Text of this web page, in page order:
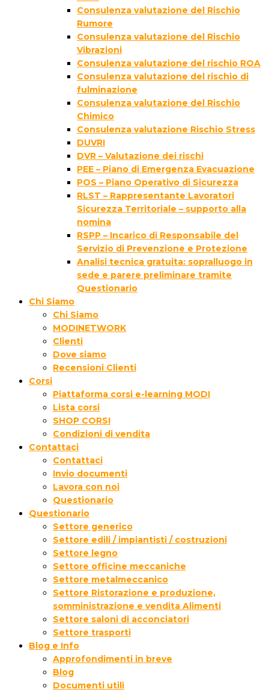
Consulenza valutazione del Rischio
Rumore
Consulenza valutazione del Rischio
Vibrazioni
Consulenza valutazione del rischio ROA
Consulenza valutazione del rischio di
fulminazione
Consulenza valutazione del Rischio
Chimico
Consulenza valutazione Rischio Stress
DUVRI
DVR – Valutazione dei rischi
PEE – Piano di Emergenza Evacuazione
POS – Piano Operativo di Sicurezza
RLST – Rappresentante Lavoratori
Sicurezza Territoriale – supporto alla
nomina
RSPP – Incarico di Responsabile del
Servizio di Prevenzione e Protezione
Analisi tecnica gratuita: sopralluogo in
sede e parere preliminare tramite
Questionario
Chi Siamo
Chi Siamo
MODINETWORK
Clienti
Dove siamo
Recensioni Clienti
Corsi
Piattaforma corsi e-learning MODI
Lista corsi
SHOP CORSI
Condizioni di vendita
Contattaci
Contattaci
Invio documenti
Lavora con noi
Questionario
Questionario
Settore generico
Settore edili / impiantisti / costruzioni
Settore legno
Settore officine meccaniche
Settore metalmeccanico
Settore Ristorazione e produzione,
somministrazione e vendita Alimenti
Settore saloni di acconciatori
Settore trasporti
Blog e Info
Approfondimenti in breve
Blog
Documenti utili